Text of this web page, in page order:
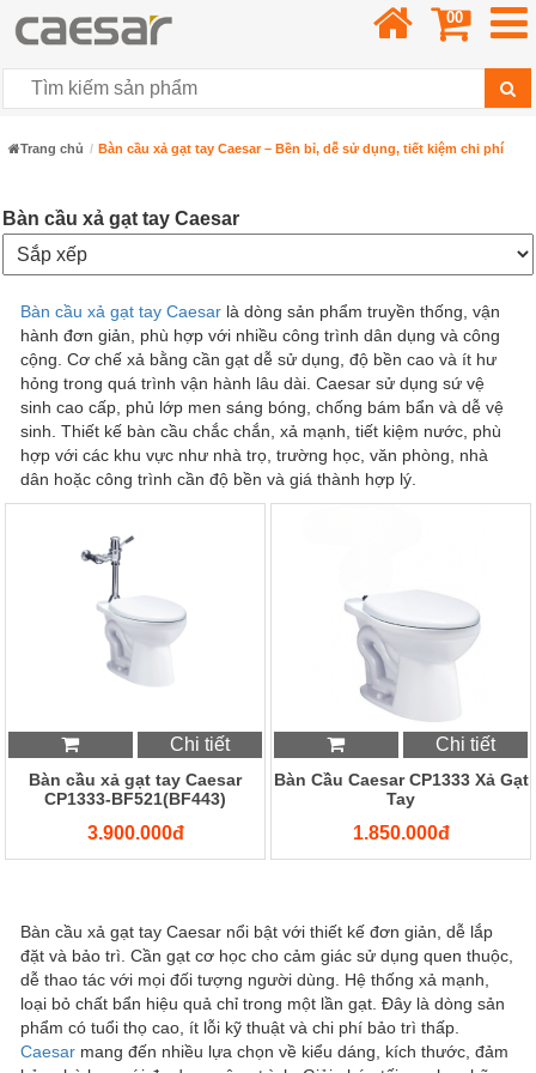
00
Trang chủ Bàn cầu xả gạt tay Caesar – Bền bỉ, dễ sử dụng, tiết kiệm chi phí
Bàn cầu xả gạt tay Caesar
Bàn cầu xả gạt tay Caesar là dòng sản phẩm truyền thống, vận
hành đơn giản, phù hợp với nhiều công trình dân dụng và công
cộng. Cơ chế xả bằng cần gạt dễ sử dụng, độ bền cao và ít hư
hỏng trong quá trình vận hành lâu dài. Caesar sử dụng sứ vệ
sinh cao cấp, phủ lớp men sáng bóng, chống bám bẩn và dễ vệ
sinh. Thiết kế bàn cầu chắc chắn, xả mạnh, tiết kiệm nước, phù
hợp với các khu vực như nhà trọ, trường học, văn phòng, nhà
dân hoặc công trình cần độ bền và giá thành hợp lý.
Chi tiết
Bàn cầu xả gạt tay Caesar
CP1333-BF521(BF443)
3.900.000đ
Chi tiết
Bàn Cầu Caesar CP1333 Xả Gạt
Tay
1.850.000đ
Bàn cầu xả gạt tay Caesar nổi bật với thiết kế đơn giản, dễ lắp
đặt và bảo trì. Cần gạt cơ học cho cảm giác sử dụng quen thuộc,
dễ thao tác với mọi đối tượng người dùng. Hệ thống xả mạnh,
loại bỏ chất bẩn hiệu quả chỉ trong một lần gạt. Đây là dòng sản
phẩm có tuổi thọ cao, ít lỗi kỹ thuật và chi phí bảo trì thấp.
Caesar mang đến nhiều lựa chọn về kiểu dáng, kích thước, đảm